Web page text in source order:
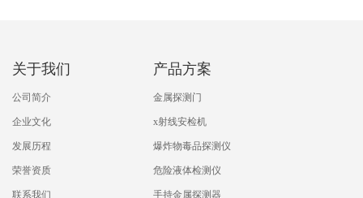
关于我们
公司简介
企业文化
发展历程
荣誉资质
联系我们
产品方案
金属探测门
x射线安检机
爆炸物毒品探测仪
危险液体检测仪
手持金属探测器